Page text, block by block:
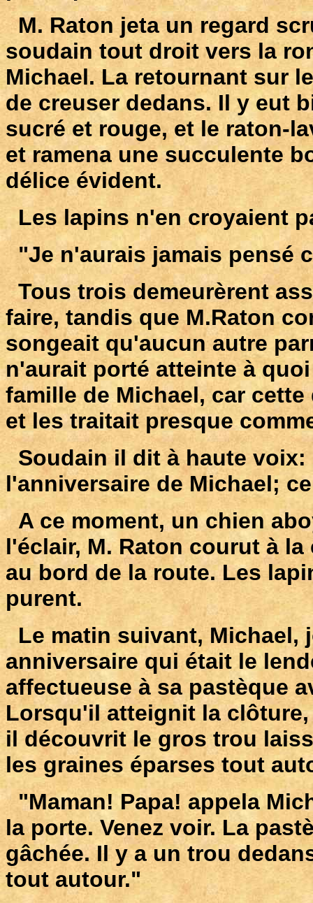
M. Raton jeta un regard
soudain tout droit vers la
Michael. La retournant sur
de creuser dedans. Il y eut
sucré et rouge, et le raton-
et ramena une succulente
délice évident.
Les lapins n'en croyaient
"Je n'aurais jamais pensé
Tous trois demeurèrent
faire, tandis que M.Raton
songeait qu'aucun autre
n'aurait porté atteinte à
famille de Michael, car
et les traitait presque
Soudain il dit à haute voix:
l'anniversaire de Michael;
A ce moment, un chien
l'éclair, M. Raton courut à
au bord de la route. Les
purent.
Le matin suivant, Michael,
anniversaire qui était le
affectueuse à sa pastèque
Lorsqu'il atteignit la
il découvrit le gros trou
les graines éparses tout
"Maman! Papa! appela
la porte. Venez voir. La
gâchée. Il y a un trou
tout autour."